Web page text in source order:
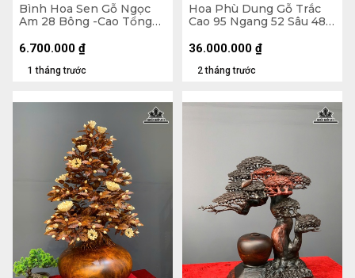
Bình Hoa Sen Gỗ Ngọc
Am 28 Bông -Cao Tổng
Đường Kính 30 (cm)
1 tháng trước
6.700.000 ₫
Hoa Phù Dung Gỗ Trắc
Cao 95 Ngang 52 Sâu 48
35 (cm)
2 tháng trước
36.000.000 ₫